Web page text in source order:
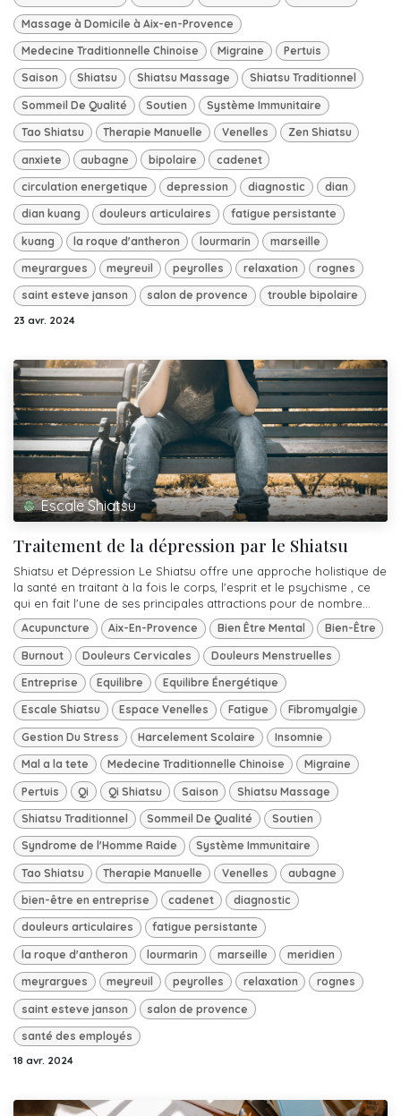
Massage à Domicile à Aix-en-Provence
Medecine Traditionnelle Chinoise Migraine Pertuis
Saison Shiatsu Shiatsu Massage Shiatsu Traditionnel
Sommeil De Qualité Soutien Système Immunitaire
Tao Shiatsu Therapie Manuelle Venelles Zen Shiatsu
anxiete aubagne bipolaire cadenet
circulation energetique depression diagnostic dian
dian kuang douleurs articulaires fatigue persistante
kuang la roque d'antheron lourmarin marseille
meyrargues meyreuil peyrolles relaxation rognes
saint esteve janson salon de provence trouble bipolaire
23 avr. 2024
Escale Shiatsu
Traitement de la dépression par le Shiatsu
Shiatsu et Dépression Le Shiatsu offre une approche holistique de
la santé en traitant à la fois le corps, l'esprit et le psychisme , ce
qui en fait l'une de ses principales attractions pour de nombre...
Acupuncture Aix-En-Provence Bien Être Mental Bien-Être
Burnout Douleurs Cervicales Douleurs Menstruelles
Entreprise Equilibre Equilibre Énergétique
Escale Shiatsu Espace Venelles Fatigue Fibromyalgie
Gestion Du Stress Harcelement Scolaire Insomnie
Mal a la tete Medecine Traditionnelle Chinoise Migraine
Pertuis Qi Qi Shiatsu Saison Shiatsu Massage
Shiatsu Traditionnel Sommeil De Qualité Soutien
Syndrome de l'Homme Raide Système Immunitaire
Tao Shiatsu Therapie Manuelle Venelles aubagne
bien-être en entreprise cadenet diagnostic
douleurs articulaires fatigue persistante
la roque d'antheron lourmarin marseille meridien
meyrargues meyreuil peyrolles relaxation rognes
saint esteve janson salon de provence
santé des employés
18 avr. 2024